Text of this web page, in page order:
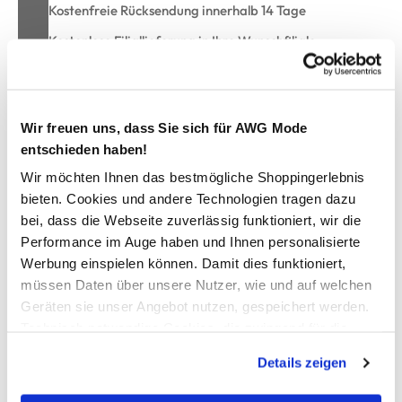
Wir freuen uns, dass Sie sich für AWG Mode
entschieden haben!
Wir möchten Ihnen das bestmögliche Shoppingerlebnis
bieten. Cookies und andere Technologien tragen dazu
bei, dass die Webseite zuverlässig funktioniert, wir die
Performance im Auge haben und Ihnen personalisierte
Werbung einspielen können. Damit dies funktioniert,
müssen Daten über unsere Nutzer, wie und auf welchen
Geräten sie unser Angebot nutzen, gespeichert werden.
werden, werden bei der Nutzung der Webseite auf jeden
Fall gesetzt. Cookies von Drittanbietern für Analyse- oder
Details zeigen
Kostenfreie Rücksendung innerhalb 14 Tage
Kostenlose Filiallieferung in Ihre Wunschfiliale
Damen Bikinihose mit Blätterprint
hübsche Bikinihose von Grinario Sports
in Panti-Form gehalten
Blätterprint allover
Mixen und Matchen Sie nach Lust und Laune